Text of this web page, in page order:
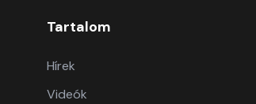
Tartalom
Hírek
Videók